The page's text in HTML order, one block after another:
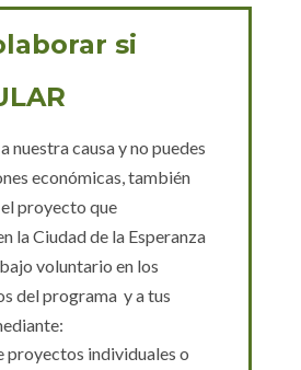
si
nuestra causa y no puedes
económicas,también
proyecto que
la Ciudad de la Esperanza
voluntario en los
del programa y atus
proyectos individuales o